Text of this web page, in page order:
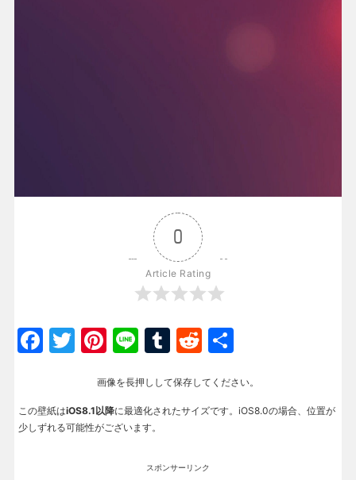
0
Article Rating
Facebook
Twitter
Pinterest
LineTumblr
Reddit
画像を長押しして保存してください。
この壁紙はiOS8.1以降に最適化されたサイズです。iOS8.0の場合、位置が
少しずれる可能性がございます。
スポンサーリンク